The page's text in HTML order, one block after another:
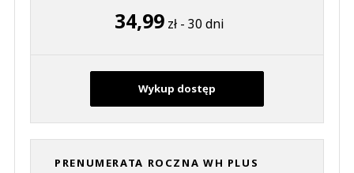
34,99 zł - 30 dni
Wykup dostęp
PRENUMERATA ROCZNA WH PLUS